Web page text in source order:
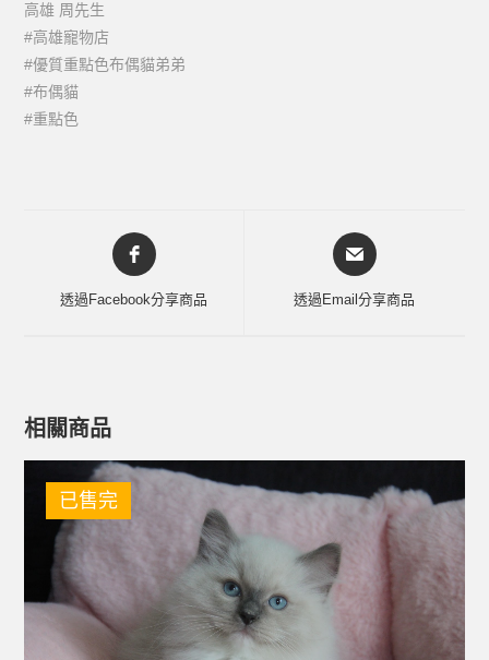
高雄 周先生
#高雄寵物店
#優質重點色布偶貓弟弟
#布偶貓
#重點色
透過Facebook分享商品 透過Email分享商品
相關商品
已售完